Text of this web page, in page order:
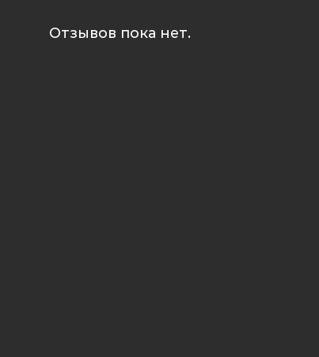
Отзывов пока нет.